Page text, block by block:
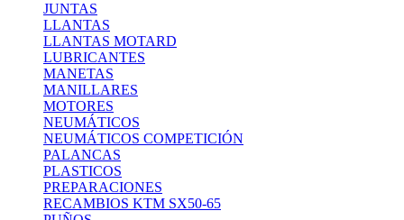
JUNTAS
LLANTAS
LLANTAS MOTARD
LUBRICANTES
MANETAS
MANILLARES
MOTORES
NEUMÁTICOS
NEUMÁTICOS COMPETICIÓN
PALANCAS
PLASTICOS
PREPARACIONES
RECAMBIOS KTM SX50-65